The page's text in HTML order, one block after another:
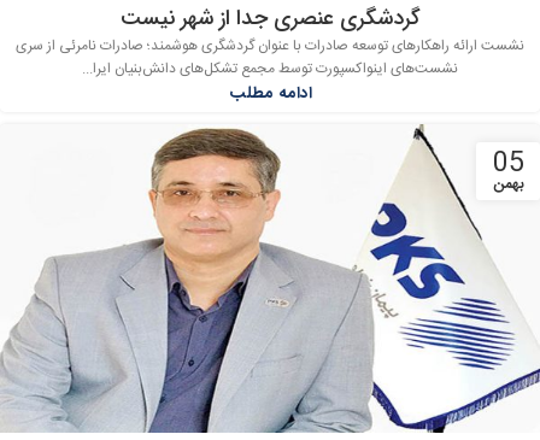
گردشگری عنصری جدا از شهر نیست
نشست ارائه راهکارهای توسعه صادرات با عنوان گردشگری هوشمند؛ صادرات نامرئی از سری
نشست‌های اینواکسپورت توسط مجمع تشکل‌های دانش‌بنیان ایرا...
ادامه مطلب
05
بهمن